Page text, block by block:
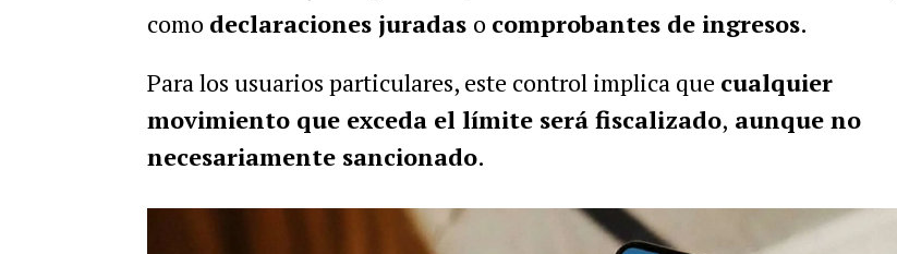
como declaraciones juradas o comprobantes de ingresos.
Para los usuarios particulares, este control implica que cualquier
movimiento que exceda el límite será fiscalizado, aunque no
necesariamente sancionado.